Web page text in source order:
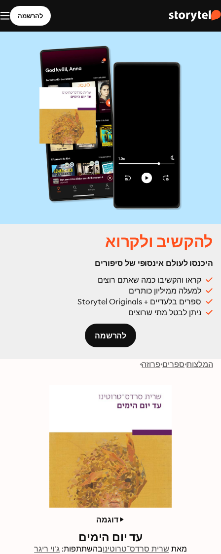
להרשמה
להקשיב ולקרוא
היכנסו לעולם אינסופי של סיפורים
קראו והקשיבו כמה שאתם רוצים
למעלה ממיליון כותרים
ספרים בלעדיים + Storytel Originals
ניתן לבטל מתי שרוצים
להרשמה
המלצות ספרים פרוזה
דוגמה
עד יום הימים
מאת שרית סרדס־טרוטינובהשתתפות: ג'וי ריגר